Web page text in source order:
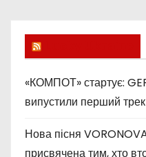
к
и
«КОМПОТ» стартує:
випустили перший
Нова пісня
присвячена тим, хто